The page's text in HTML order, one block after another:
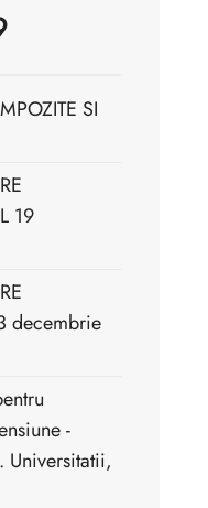
SI
19
decembrie
-
Universitatii,